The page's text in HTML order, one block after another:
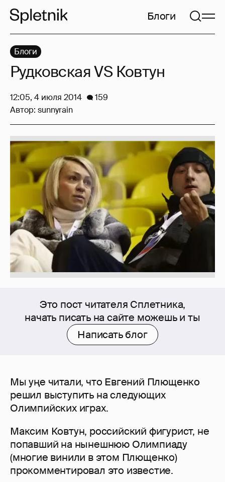
Блоги
Это пост читателя Сплетника,
начать писать на сайте можешь и ты
Написать блог
Мы уңе читали, что Евгений Плющенко
решил выступить на следующих
Олимпийских играх.
Максим Ковтун, российский фигурист, не
попавший на нынешнюю Олимпиаду
(многие винили в этом Плющенко)
прокомментировал это известие.
Блоги
Рудковская VS Ковтун
12:05, 4 июля 2014
159
Автор: sunnyrain